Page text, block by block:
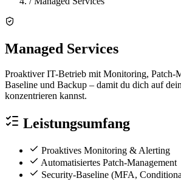
Managed Services
Proaktiver IT-Betrieb mit Monitoring, Patch-
Baseline und Backup – damit du dich auf
konzentrieren kannst.
Leistungsumfang
Proaktives Monitoring & Alerting
Automatisiertes Patch-Management
Security-Baseline (MFA,